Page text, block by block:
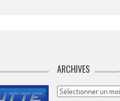
ARCHIVES
Archives